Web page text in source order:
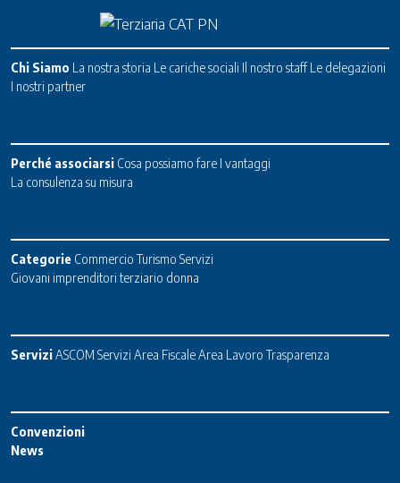
Chi Siamo La nostra storia Le cariche sociali Il nostro staff Le delegazioni
I nostri partner
Perché associarsi Cosa possiamo fare I vantaggi
La consulenza su misura
Categorie Commercio Turismo Servizi
Giovani imprenditori terziario donna
ServiziASCOM Servizi Area FiscaleArea Lavoro Trasparenza
Convenzioni
News